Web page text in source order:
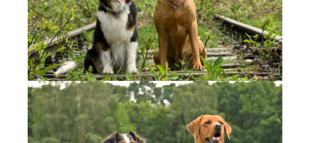
Show larger version